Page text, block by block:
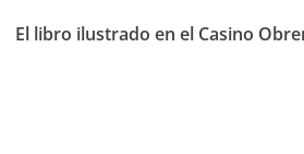
El libro ilustrado en el Casino